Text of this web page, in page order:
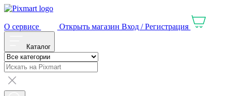
О сервисе Открыть магазин Вход / Регистрация
Каталог